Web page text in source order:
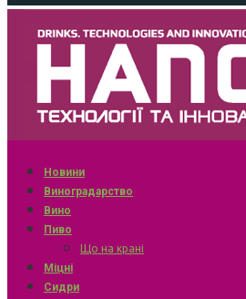
Новини
Виноградарство
Вино
Пиво
Що на крані
Міцні
Сидри